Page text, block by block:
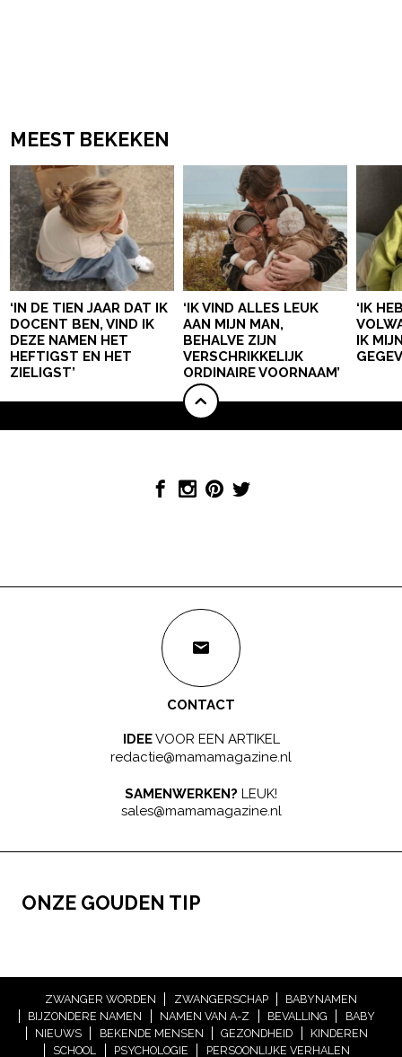
MEEST BEKEKEN
‘IN DE TIEN JAAR DAT IK
DOCENT BEN, VIND IK
DEZE NAMEN HET
HEFTIGST EN HET
ZIELIGST’
‘IK VIND ALLES LEUK
AAN MIJN MAN,
BEHALVE ZIJN
VERSCHRIKKELIJK
ORDINAIRE VOORNAAM’
‘IK
IK
CONTACT
IDEEVOOR EEN ARTIKEL
redactie@mamamagazine.nl
SAMENWERKEN? LEUK!
sales@mamamagazine.nl
ONZE GOUDEN TIP
ZWANGER WORDEN ZWANGERSCHAP
BABYNAMEN
BIJZONDERE NAMEN
NAMEN VAN A-Z BEVALLING
BABY
NIEUWS
BEKENDE MENSEN GEZONDHEID
KINDEREN
SCHOOL
PSYCHOLOGIE PERSOONLIJKE VERHALEN